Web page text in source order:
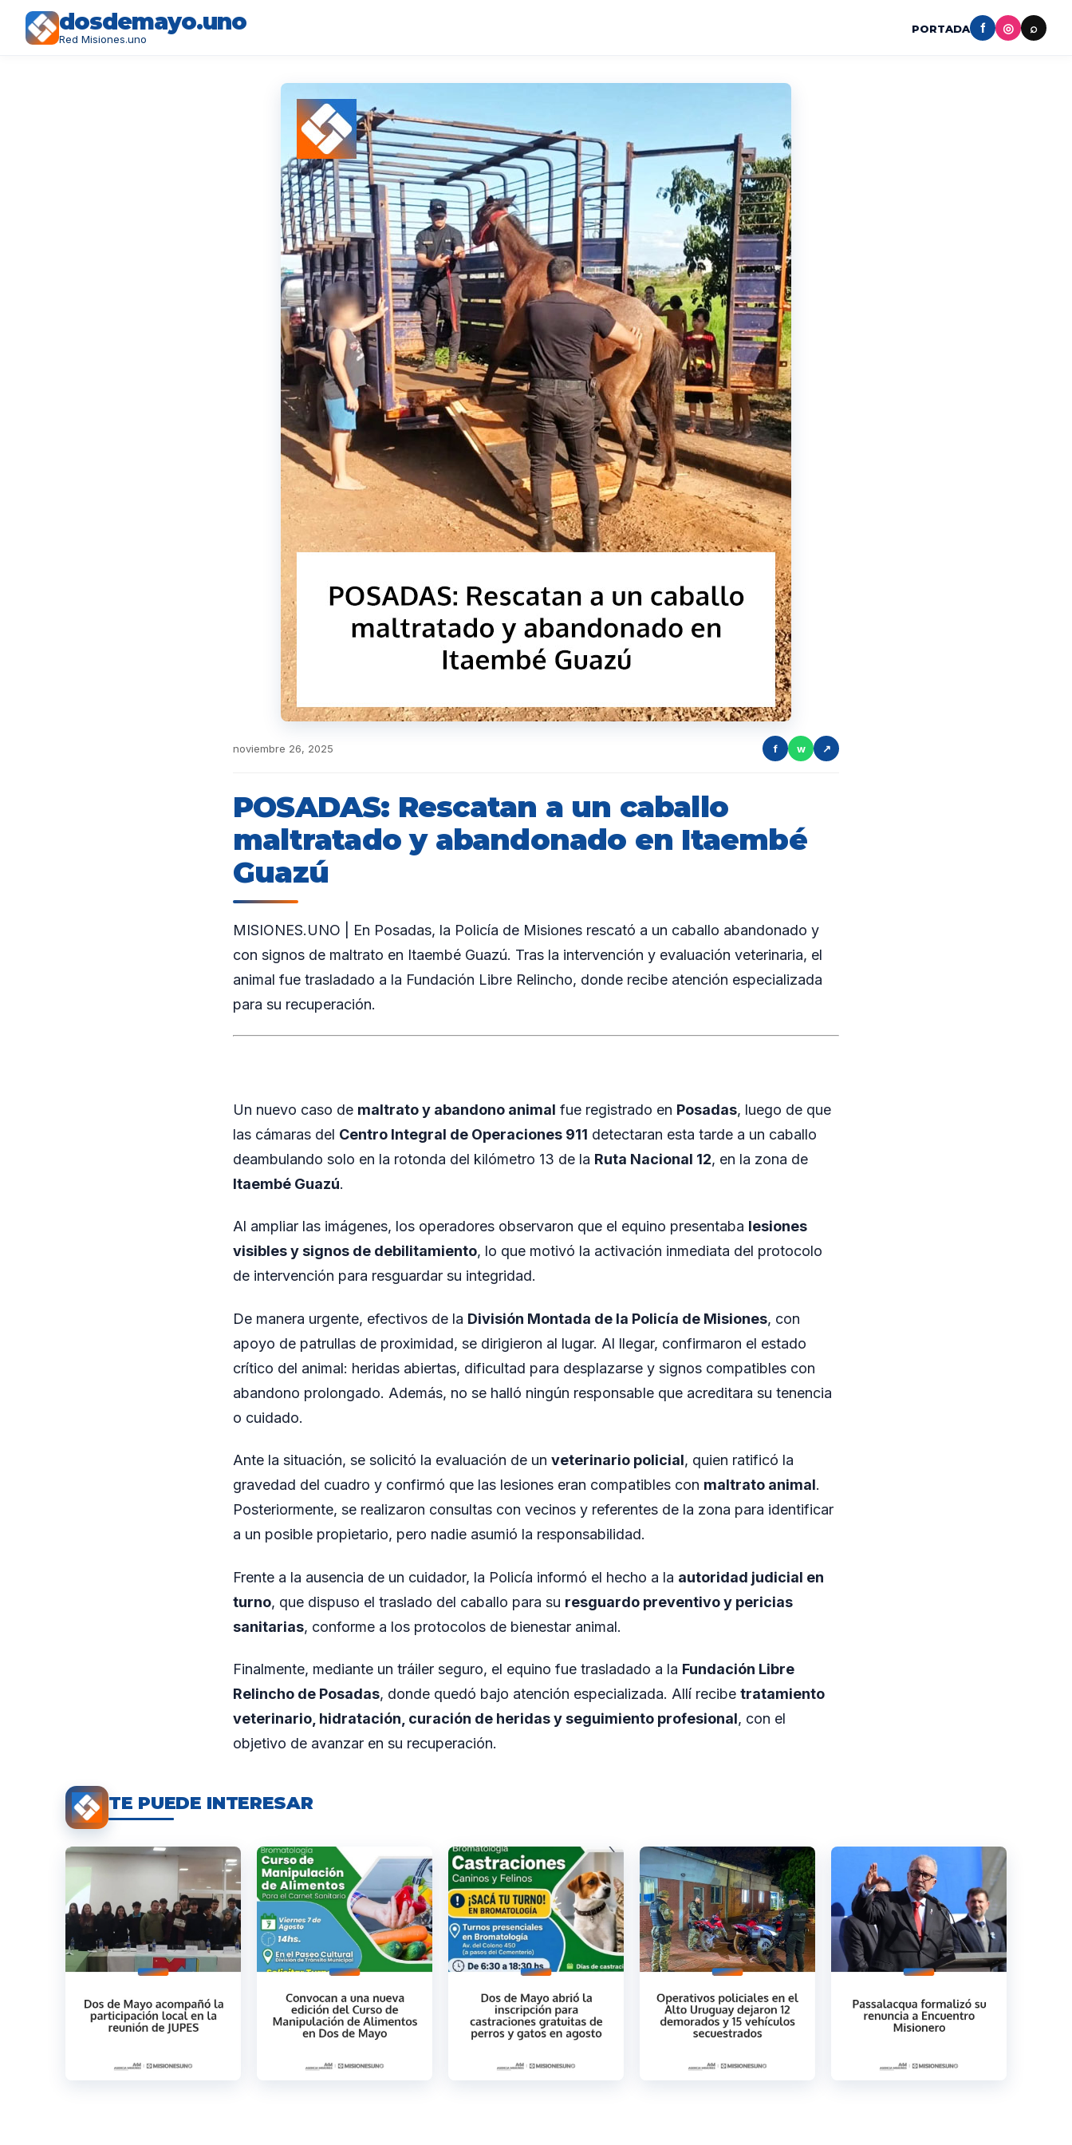
dosdemayo.uno
Red Misiones.uno
PORTADA f ◎ ⌕
noviembre 26, 2025 f w ↗
POSADAS: Rescatan a un caballo
maltratado y abandonado en Itaembé
Guazú
MISIONES.UNO | En Posadas, la Policía de Misiones rescató a un caballo abandonado y
con signos de maltrato en Itaembé Guazú. Tras la intervención y evaluación veterinaria, el
animal fue trasladado a la Fundación Libre Relincho, donde recibe atención especializada
para su recuperación.
Un nuevo caso de maltrato y abandono animal fue registrado en Posadas, luego de que
las cámaras del Centro Integral de Operaciones 911 detectaran esta tarde a un caballo
deambulando solo en la rotonda del kilómetro 13 de la Ruta Nacional 12, en la zona de
Itaembé Guazú.
Al ampliar las imágenes, los operadores observaron que el equino presentaba lesiones
visibles y signos de debilitamiento, lo que motivó la activación inmediata del protocolo
de intervención para resguardar su integridad.
De manera urgente, efectivos de la División Montada de la Policía de Misiones, con
apoyo de patrullas de proximidad, se dirigieron al lugar. Al llegar, confirmaron el estado
crítico del animal: heridas abiertas, dificultad para desplazarse y signos compatibles con
abandono prolongado. Además, no se halló ningún responsable que acreditara su tenencia
o cuidado.
Ante la situación, se solicitó la evaluación de un veterinario policial, quien ratificó la
gravedad del cuadro y confirmó que las lesiones eran compatibles con maltrato animal.
Posteriormente, se realizaron consultas con vecinos y referentes de la zona para identificar
a un posible propietario, pero nadie asumió la responsabilidad.
Frente a la ausencia de un cuidador, la Policía informó el hecho a la autoridad judicial en
turno, que dispuso el traslado del caballo para su resguardo preventivo y pericias
sanitarias, conforme a los protocolos de bienestar animal.
Finalmente, mediante un tráiler seguro, el equino fue trasladado a la Fundación Libre
Relincho de Posadas, donde quedó bajo atención especializada. Allí recibe tratamiento
veterinario, hidratación, curación de heridas y seguimiento profesional, con el
objetivo de avanzar en su recuperación.
TE PUEDE INTERESAR